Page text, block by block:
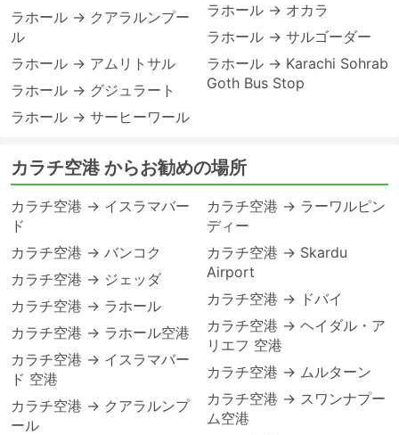
ラホール → クアラルンプー
ル
ラホール → アムリトサル
ラホール → グジュラート
ラホール → サーヒーワール
ラホール → オカラ
ラホール → サルゴーダー
ラホール → Karachi Sohrab
Goth Bus Stop
カラチ空港 からお勧めの場所
カラチ空港 → イスラマバー
ド
カラチ空港 → バンコク
カラチ空港 → ジェッダ
カラチ空港 → ラホール
カラチ空港 → ラホール空港
カラチ空港 → イスラマバー
ド 空港
カラチ空港 → クアラルンプ
ール
カラチ空港 → ラーワルピン
ディー
カラチ空港 → Skardu
Airport
カラチ空港 → ドバイ
カラチ空港 → ヘイダル・ア
リエフ 空港
カラチ空港 → ムルターン
カラチ空港 → スワンナプー
ム空港